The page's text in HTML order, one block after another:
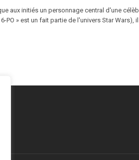
aux initiés un personnage central d'une
PO » est un fait partie de l'univers Star Wars),